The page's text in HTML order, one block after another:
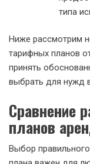
типа
Ниже рассмотрим
тарифных планов
принять
выбрать для нужд
Сравнение
планов
Выбор